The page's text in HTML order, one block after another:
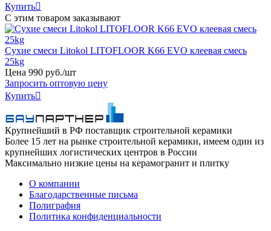
Купить
С этим товаром заказывают
Сухие смеси Litokol LITOFLOOR K66 EVO клеевая смесь
25kg
Цена 990 руб./шт
Запросить оптовую цену
Купить
Крупнейший в РФ поставщик строительной керамики
Более 15 лет на рынке строительной керамики, имеем один из
крупнейших логистических центров в России
Максимально низкие цены на керамогранит и плитку
О компании
Благодарственные письма
Полиграфия
Политика конфиденциальности